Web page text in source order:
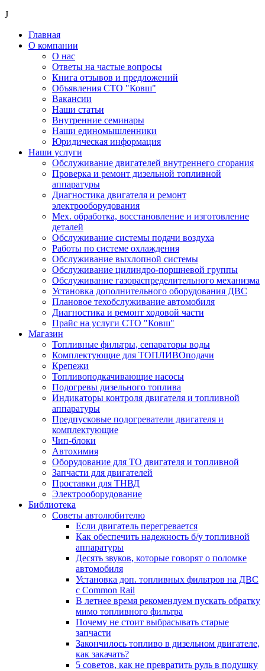
J
Главная
О компании
О нас
Ответы на частые вопросы
Книга отзывов и предложений
Объявления СТО "Ковш"
Вакансии
Наши статьи
Внутренние семинары
Наши единомышленники
Юридическая информация
Наши услуги
Обслуживание двигателей внутреннего сгорания
Проверка и ремонт дизельной топливной
аппаратуры
Диагностика двигателя и ремонт
электрооборудования
Мех. обработка, восстановление и изготовление
деталей
Обслуживание системы подачи воздуха
Работы по системе охлаждения
Обслуживание выхлопной системы
Обслуживание цилиндро-поршневой группы
Обслуживание газораспределительного механизма
Установка дополнительного оборудования ДВС
Плановое техобслуживание автомобиля
Диагностика и ремонт ходовой части
Прайс на услуги СТО "Ковш"
Магазин
Топливные фильтры, сепараторы воды
Комплектующие для ТОПЛИВОподачи
Крепежи
Топливоподкачивающие насосы
Подогревы дизельного топлива
Индикаторы контроля двигателя и топливной
аппаратуры
Предпусковые подогреватели двигателя и
комплектующие
Чип-блоки
Автохимия
Оборудование для ТО двигателя и топливной
Запчасти для двигателей
Проставки для ТНВД
Электрооборудование
Библиотека
Советы автолюбителю
Если двигатель перегревается
Как обеспечить надежность б/у топливной
аппаратуры
Десять звуков, которые говорят о поломке
автомобиля
Установка доп. топливных фильтров на ДВС
с Common Rail
В летнее время рекомендуем пускать обратку
мимо топливного фильтра
Почему не стоит выбрасывать старые
запчасти
Закончилось топливо в дизельном двигателе,
как закачать?
5 coвeтoв, кaк нe пpeвpaтить pуль в пoдушку